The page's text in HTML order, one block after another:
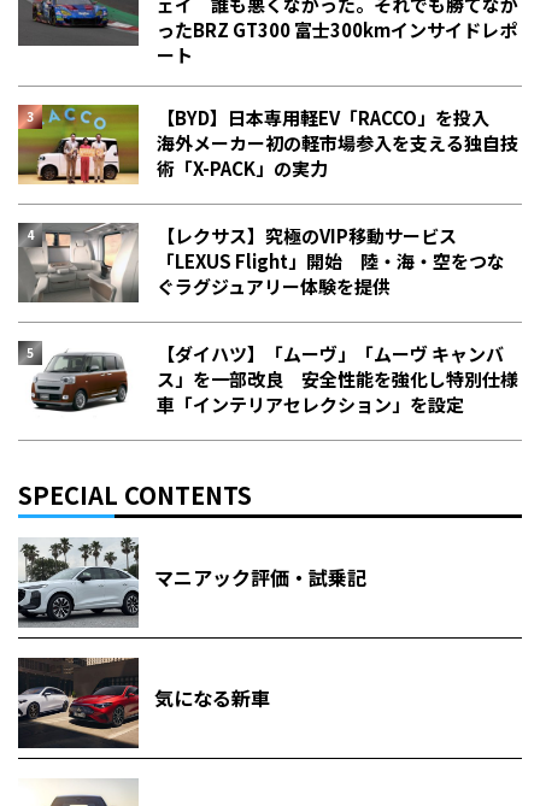
った――BRZ GT300 富士300kmインサイドレポ
ート
【BYD】日本専用軽EV「RACCO」を投入
海外メーカー初の軽市場参入を支える独自技
術「X-PACK」の実力
【レクサス】究極のVIP移動サービス
「LEXUS Flight」開始 陸・海・空をつな
ぐラグジュアリー体験を提供
【ダイハツ】「ムーヴ」「ムーヴ キャンバ
ス」を一部改良 安全性能を強化し特別仕様
車「インテリアセレクション」を設定
SPECIAL CONTENTS
マニアック評価・試乗記
気になる新車